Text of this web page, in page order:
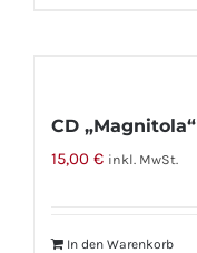
CD „Magnitola“
15,00 € inkl. MwSt.
In den Warenkorb